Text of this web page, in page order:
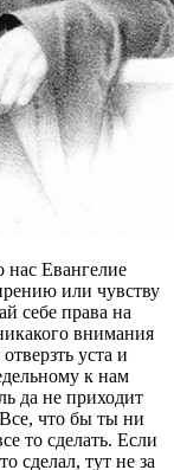
Евангелие
или чувству
себе права на
внимания
уста и
к нам
да не приходит
что бы ты ни
то сделать. Если
сделал, тут не за